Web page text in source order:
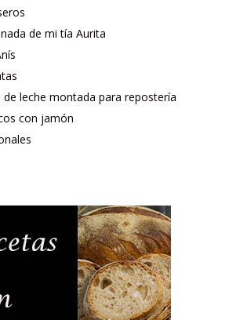
de mi tía Aurita
leche montada para repostería
con jamón